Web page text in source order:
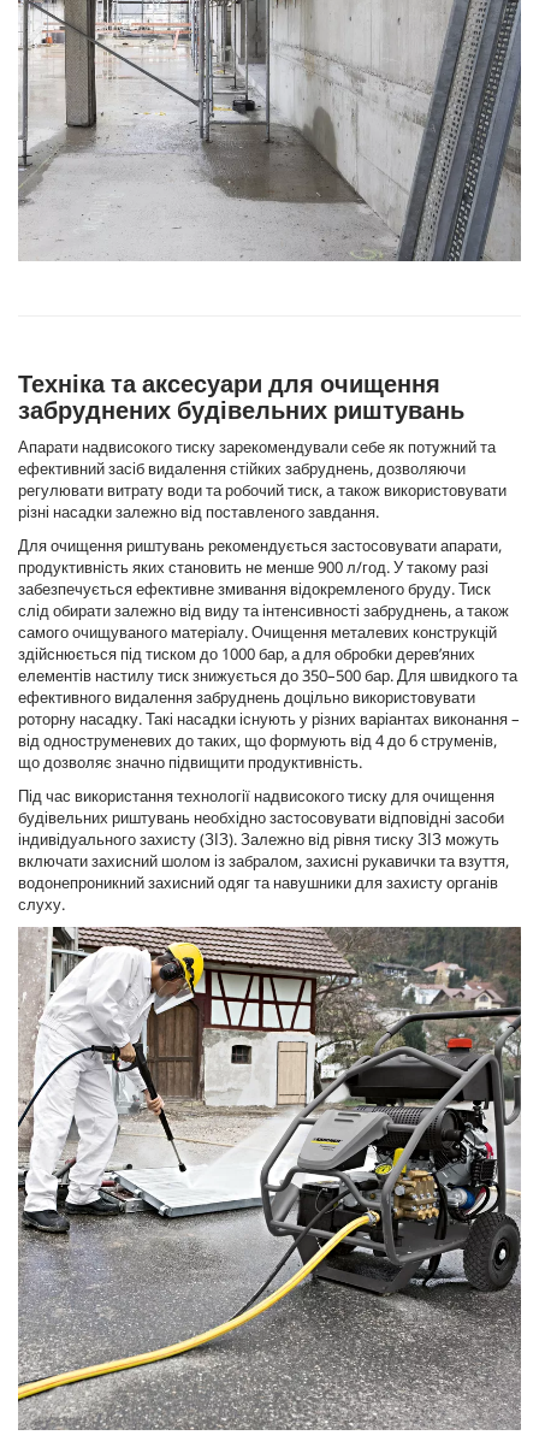
Техніка та аксесуари для очищення
забруднених будівельних риштувань
Апарати надвисокого тиску зарекомендували себе як потужний та
ефективний засіб видалення стійких забруднень, дозволяючи
регулювати витрату води та робочий тиск, а також використовувати
різні насадки залежно від поставленого завдання.
Для очищення риштувань рекомендується застосовувати апарати,
продуктивність яких становить не менше 900 л/год. У такому разі
забезпечується ефективне змивання відокремленого бруду. Тиск
слід обирати залежно від виду та інтенсивності забруднень, а також
самого очищуваного матеріалу. Очищення металевих конструкцій
здійснюється під тиском до 1000 бар, а для обробки дерев’яних
елементів настилу тиск знижується до 350–500 бар. Для швидкого та
ефективного видалення забруднень доцільно використовувати
роторну насадку. Такі насадки існують у різних варіантах виконання –
від одноструменевих до таких, що формують від 4 до 6 струменів,
що дозволяє значно підвищити продуктивність.
Під час використання технології надвисокого тиску для очищення
будівельних риштувань необхідно застосовувати відповідні засоби
індивідуального захисту (ЗІЗ). Залежно від рівня тиску ЗІЗ можуть
включати захисний шолом із забралом, захисні рукавички та взуття,
водонепроникний захисний одяг та навушники для захисту органів
слуху.